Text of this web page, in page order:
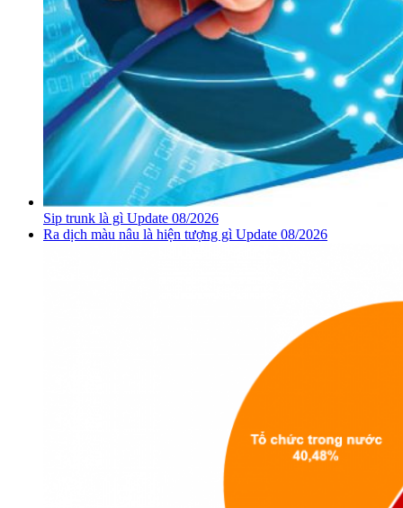
Sip trunk là gì Update 08/2026
Ra dịch màu nâu là hiện tượng gì Update 08/2026